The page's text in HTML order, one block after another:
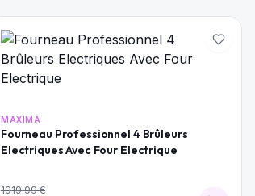
MAXIMA
Fourneau Professionnel 4 Brûleurs
Electriques Avec Four Electrique
1919.99€